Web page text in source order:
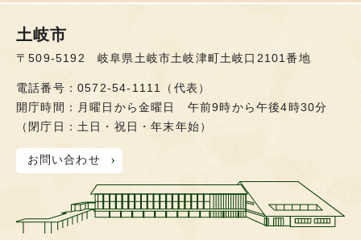
土岐市
〒509-5192 岐阜県土岐市土岐津町土岐口2101番地
電話番号：0572-54-1111（代表）
開庁時間：月曜日から金曜日 午前9時から午後4時30分
（閉庁日：土日・祝日・年末年始）
お問い合わせ